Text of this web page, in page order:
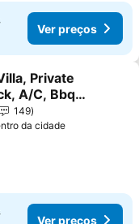
Ver preços
aos favoritos
Private
A/C, Bbq,
149
da cidade
Ver preços